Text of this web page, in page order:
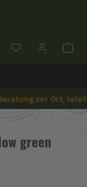
Du hast 0
vor Ort,
green